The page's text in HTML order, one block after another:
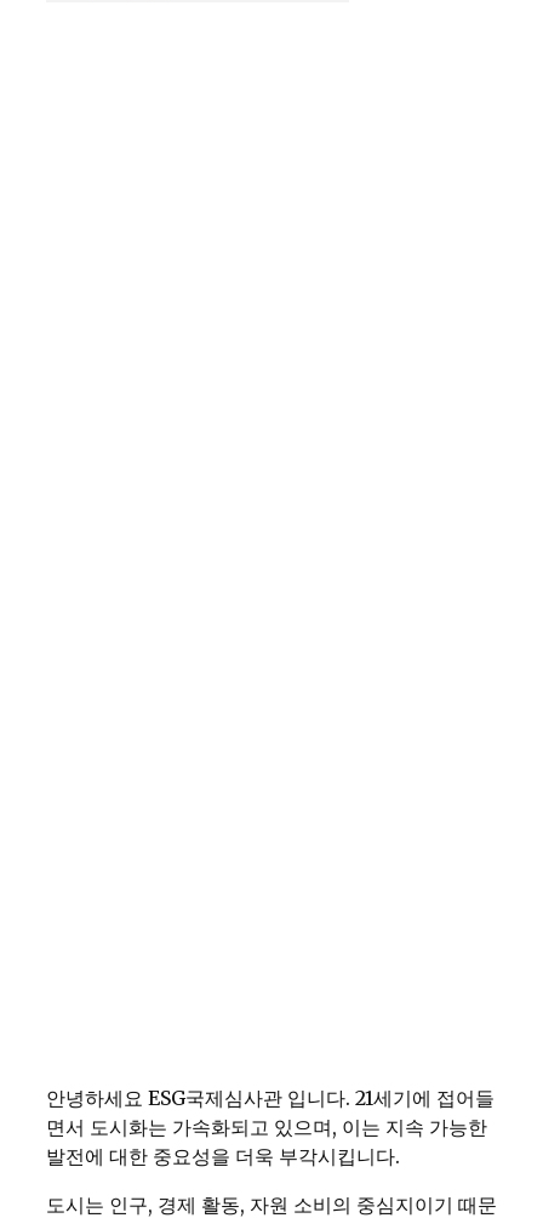
안녕하세요 ESG국제심사관 입니다. 21세기에 접어들
면서 도시화는 가속화되고 있으며, 이는 지속 가능한
발전에 대한 중요성을 더욱 부각시킵니다.
도시는 인구, 경제 활동, 자원 소비의 중심지이기 때문